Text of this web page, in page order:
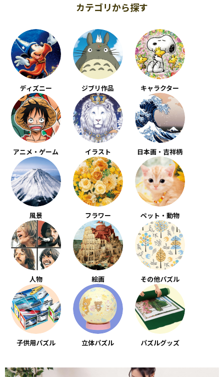
カテゴリから探す
ディズニー ジブリ作品 キャラクター
アニメ・ゲーム イラスト 日本画・吉祥柄
風景 フラワー ペット・動物
人物 絵画 その他パズル
子供用パズル 立体パズル パズルグッズ